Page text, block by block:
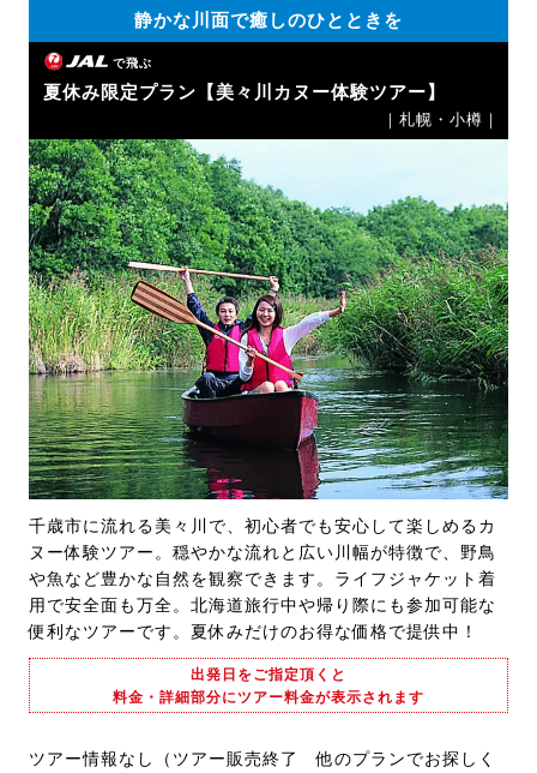
静かな川面で癒しのひとときを
で飛ぶ
夏休み限定プラン【美々川カヌー体験ツアー】
｜札幌・小樽｜
千歳市に流れる美々川で、初心者でも安心して楽しめるカ
ヌー体験ツアー。穏やかな流れと広い川幅が特徴で、野鳥
や魚など豊かな自然を観察できます。ライフジャケット着
用で安全面も万全。北海道旅行中や帰り際にも参加可能な
便利なツアーです。夏休みだけのお得な価格で提供中！
出発日をご指定頂くと
料金・詳細部分にツアー料金が表示されます
ツアー情報なし（ツアー販売終了 他のプランでお探しく